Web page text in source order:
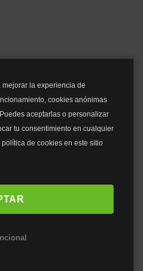
mejorar la experiencia de
cookies anónimas
aceptarlas o personalizar
tu consentimiento en cualquier
de cookies en este sitio